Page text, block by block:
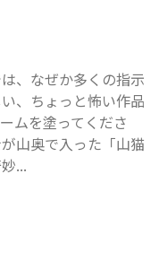
、なぜか多くの指示
、ちょっと怖い作品
ムを塗ってくださ
山奥で入った「山猫
...